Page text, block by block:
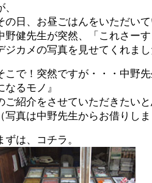
、
の日、お昼ごはんをいただい
野健先生が突然、「これさー
ジカメの写真を見せてくれま
こで！突然ですが・・・中野
なるモノ』
ご紹介をさせていただきたい
（写真は中野先生からお借りし
ずは、コチラ。